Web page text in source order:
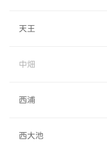
天王
中畑
西浦
西大池